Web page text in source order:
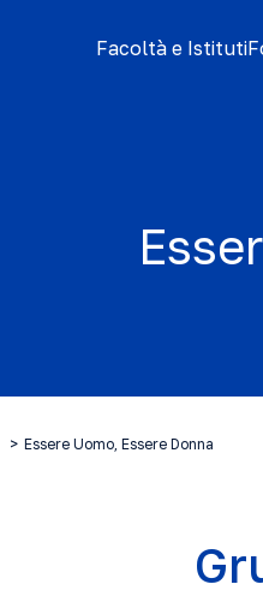
Facoltà e Istituti
Essere Uomo, Essere Donna